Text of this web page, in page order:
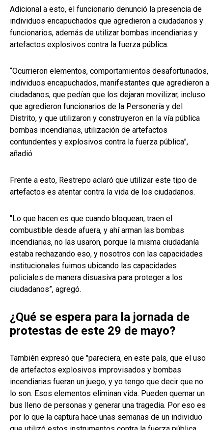
Adicional a esto, el funcionario denunció la presencia de
individuos encapuchados que agredieron a ciudadanos y
funcionarios, además de utilizar bombas incendiarias y
artefactos explosivos contra la fuerza pública.
“Ocurrieron elementos, comportamientos desafortunados,
individuos encapuchados, manifestantes que agredieron a
ciudadanos, que pedían que los dejaran movilizar, incluso
que agredieron funcionarios de la Personería y del
Distrito, y que utilizaron y construyeron en la vía pública
bombas incendiarias, utilización de artefactos
contundentes y explosivos contra la fuerza pública”,
añadió.
Frente a esto, Restrepo aclaró que utilizar este tipo de
artefactos es atentar contra la vida de los ciudadanos.
"Lo que hacen es que cuando bloquean, traen el
combustible desde afuera, y ahí arman las bombas
incendiarias, no las usaron, porque la misma ciudadanía
estaba rechazando eso, y nosotros con las capacidades
institucionales fuimos ubicando las capacidades
policiales de manera disuasiva para proteger a los
ciudadanos”, agregó.
¿Qué se espera para la jornada de
protestas de este 29 de mayo?
También expresó que "pareciera, en este país, que el uso
de artefactos explosivos improvisados y bombas
incendiarias fueran un juego, y yo tengo que decir que no
lo son. Esos elementos eliminan vida. Pueden quemar un
bus lleno de personas y generar una tragedia. Por eso es
por lo que la captura hace unas semanas de un individuo